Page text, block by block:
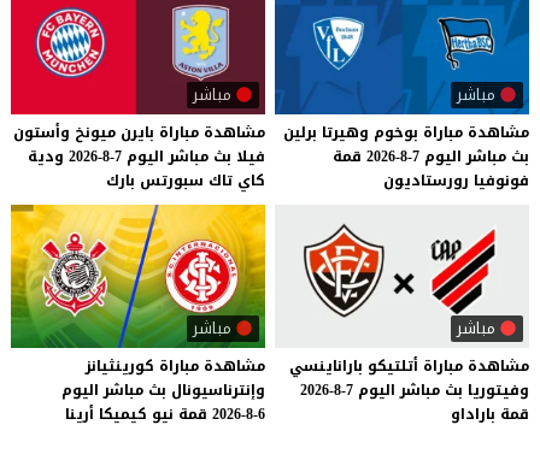
مباشر
مشاهدة مباراة بوخوم وهيرتا برلين
بث مباشر اليوم 7-8-2026
قمة
فونوفيا رورستاديون
مباشر
مشاهدة مباراة بايرن ميونخ وأستون
فيلا بث مباشر اليوم 7-8-2026
ودية
كاي تاك سبورتس بارك
مباشر
مشاهدة مباراة أتلتيكو باراناينسي
وفيتوريا بث مباشر اليوم 7-8-2026
قمة باراداو
مباشر
مشاهدة مباراة كورينثيانز
وإنترناسيونال بث مباشر اليوم
6-8-2026
قمة نيو كيميكا أرينا